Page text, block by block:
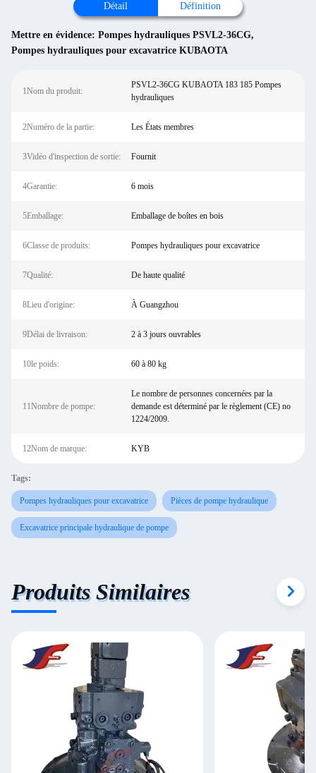
Détail Définition
Mettre en évidence: Pompes hydrauliques PSVL2-36CG,
Pompes hydrauliques pour excavatrice KUBAOTA
1Nom du produit:
PSVL2-36CG KUBAOTA 183 185 Pompes
hydrauliques
2Numéro de la partie: Les États membres
3Vidéo d'inspection de sortie: Fournit
4Garantie: 6 mois
5Emballage: Emballage de boîtes en bois
6Classe de produits: Pompes hydrauliques pour excavatrice
7Qualité: De haute qualité
8Lieu d'origine: À Guangzhou
9Délai de livraison: 2 à 3 jours ouvrables
10le poids: 60 à 80 kg
11Nombre de pompe:
Le nombre de personnes concernées par la
demande est déterminé par le règlement (CE) no
1224/2009.
12Nom de marque: KYB
Tags:
Pompes hydrauliques pour excavatrice Pièces de pompe hydraulique
Excavatrice principale hydraulique de pompe
Produits Similaires